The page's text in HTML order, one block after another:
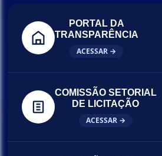
PORTAL DA
TRANSPARÊNCIA
ACESSAR →
COMISSÃO SETORIAL
DE LICITAÇÃO
ACESSAR →